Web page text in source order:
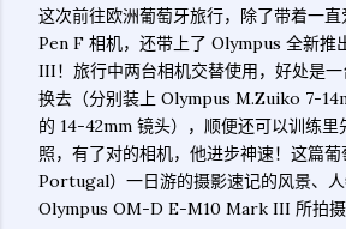
这次前往欧洲葡萄牙旅行，除了带着一
Pen F 相机，还带上了 Olympus 全新
III！旅行中两台相机交替使用，好处是
换去（分别装上 Olympus M.Zuiko 7-
的 14-42mm 镜头），顺便还可以训练里
照，有了对的相机，他进步神速！这篇
Portugal）一日游的摄影速记的风景、
Olympus OM-D E-M10 Mark III 所拍摄